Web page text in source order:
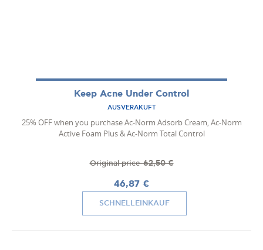
Keep Acne Under Control
AUSVERAKUFT
25% OFF when you purchase Ac-Norm Adsorb Cream, Ac-Norm
Active Foam Plus & Ac-Norm Total Control
Original price62,50 €
46,87 €
SCHNELLEINKAUF